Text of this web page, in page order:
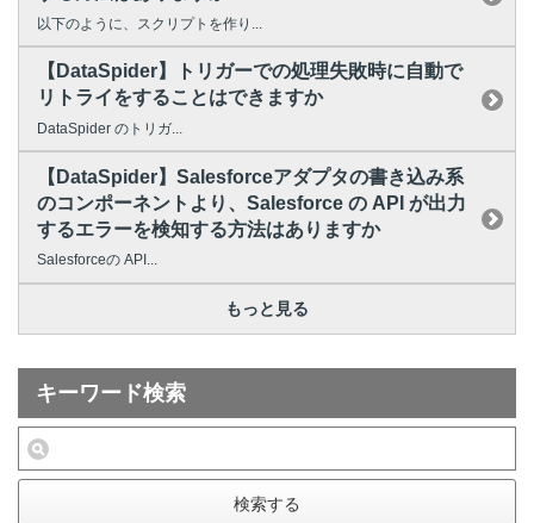
以下のように、スクリプトを作り...
【DataSpider】トリガーでの処理失敗時に自動で
リトライをすることはできますか
DataSpider のトリガ...
【DataSpider】Salesforceアダプタの書き込み系
のコンポーネントより、Salesforce の API が出力
するエラーを検知する方法はありますか
Salesforceの API...
もっと見る
キーワード検索
検索する